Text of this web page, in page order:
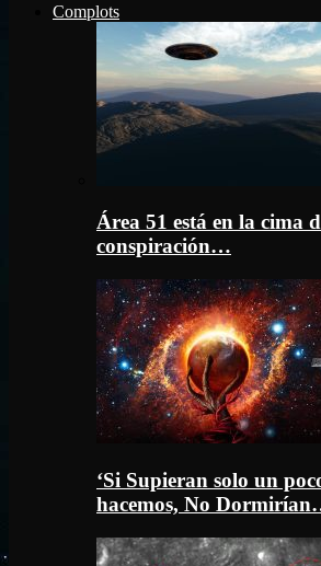
Complots
Área 51 está en la cima
conspiración…
‘Si Supieran solo un
hacemos, No